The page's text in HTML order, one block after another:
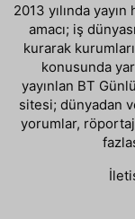
2013 yılında
amacı; iş
kurarak
konusunda
yayınlan BT
sitesi; dünyadan
yorumlar,